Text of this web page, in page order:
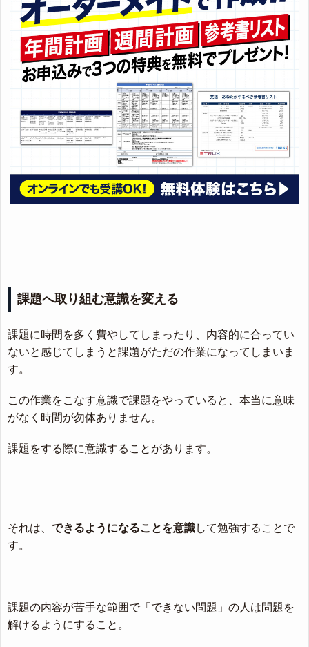
課題へ取り組む意識を変える
課題に時間を多く費やしてしまったり、内容的に合ってい
ないと感じてしまうと課題がただの作業になってしまいま
す。
この作業をこなす意識で課題をやっていると、本当に意味
がなく時間が勿体ありません。
課題をする際に意識することがあります。
それは、 できるようになることを意識して勉強することで
す。
課題の内容が苦手な範囲で「できない問題」の人は問題を
解けるようにすること。